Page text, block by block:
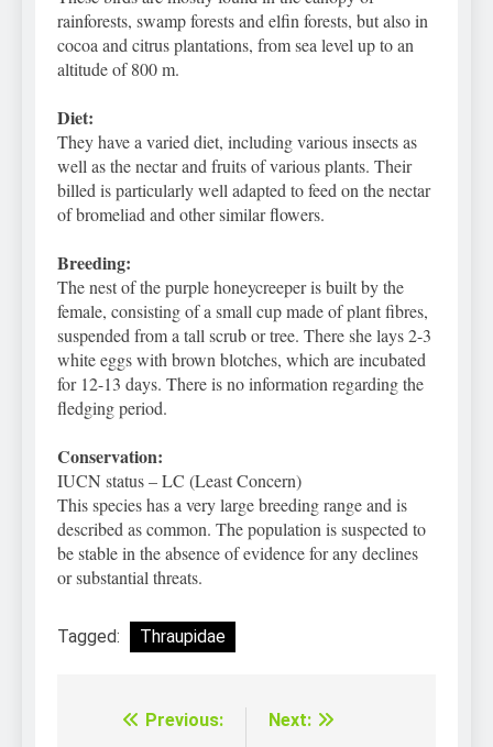
rainforests, swamp forests and elfin forests, but also in
cocoa and citrus plantations, from sea level up to an
altitude of 800 m.
Diet:
They have a varied diet, including various insects as
well as the nectar and fruits of various plants. Their
billed is particularly well adapted to feed on the nectar
of bromeliad and other similar flowers.
Breeding:
The nest of the purple honeycreeper is built by the
female, consisting of a small cup made of plant fibres,
suspended from a tall scrub or tree. There she lays 2-3
white eggs with brown blotches, which are incubated
for 12-13 days. There is no information regarding the
fledging period.
Conservation:
IUCN status – LC (Least Concern)
This species has a very large breeding range and is
described as common. The population is suspected to
be stable in the absence of evidence for any declines
or substantial threats.
Tagged: Thraupidae
Điều Previous: Next: